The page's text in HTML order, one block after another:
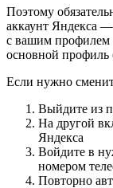
Поэтому
аккаунт Яндекса —
с вашим профилем
основной
Если нужно
Выйдите из
На другой
Яндекса
Войдите в
номером
Повторно